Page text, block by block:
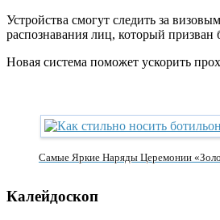
Устройства смогут следить за
распознавания лиц, который призван
Новая система поможет ускорить
Самые Яркие Наряды Церемонии
Калейдоскоп